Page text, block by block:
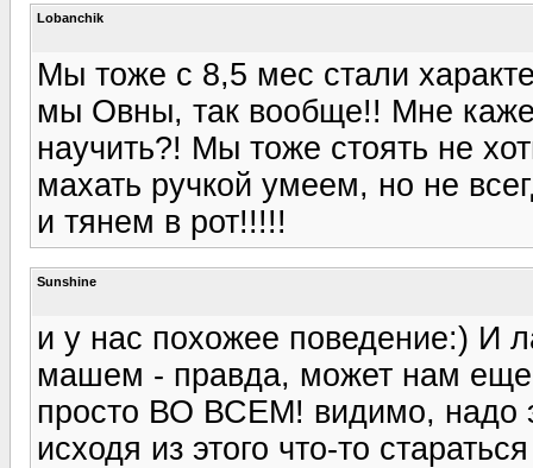
Lobanchik
Мы тоже с 8,5 мес стали
мы Овны, так вообще!! Мне
научить?! Мы тоже стоять не
махать ручкой умеем, но не
и тянем в рот!!!!!
Sunshine
и у нас похожее поведение:) И
машем - правда, может нам еще
просто ВО ВСЕМ! видимо, надо
исходя из этого что-то